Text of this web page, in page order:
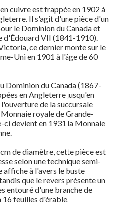
cuivre est frappée en 1902 à
Il s'agit d'une pièce d'un
le Dominion du Canada et
VII (1841-1910).
ce dernier monte sur le
Uni en 1901 à l'âge de 60
Dominion du Canada (1867-
en Angleterre jusqu'en
l'ouverture de la succursale
royale de Grande-
ci devient en 1931 la Monnaie
de diamètre, cette pièce est
selon une technique semi-
affiche à l'avers le buste
que le revers présente un
entouré d'une branche de
16 feuilles d'érable.